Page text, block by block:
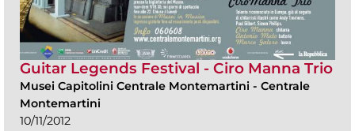
Guitar Legends Festival - Ciro Manna Trio
Musei Capitolini Centrale Montemartini - Centrale
Montemartini
10/11/2012